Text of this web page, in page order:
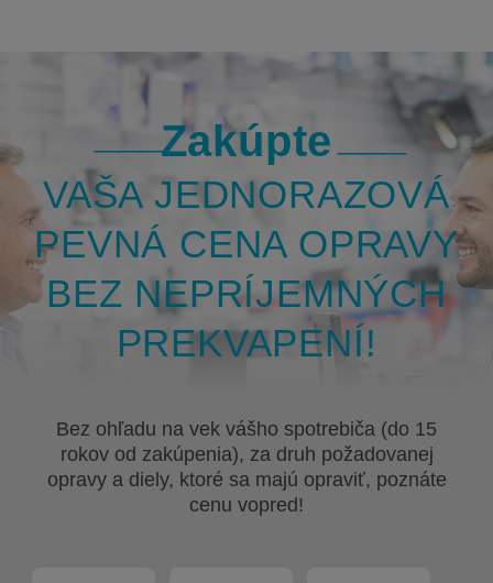
Zakúpte
VAŠA JEDNORAZOVÁ
PEVNÁ CENA OPRAVY
BEZ NEPRÍJEMNÝCH
PREKVAPENÍ!
Bez ohľadu na vek vášho spotrebiča (do 15
rokov od zakúpenia), za druh požadovanej
opravy a diely, ktoré sa majú opraviť, poznáte
cenu vopred!